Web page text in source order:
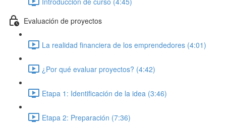
Evaluación de proyectos
La realidad financiera de los emprendedores (4:01)
¿Por qué evaluar proyectos? (4:42)
Etapa 1: Identificación de la idea (3:46)
Etapa 2: Preparación (7:36)